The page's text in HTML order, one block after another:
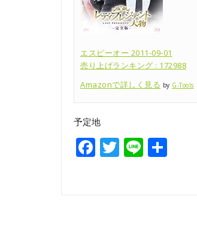
エスピーオー 2011-09-01
売り上げランキング : 172988
Amazonで詳しく見る by G-Tools
予定地
Facebook
Twitter
Line